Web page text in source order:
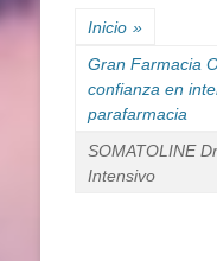
Inicio »
Gran Farmacia
confianza en
parafarmacia
SOMATOLINE
Intensivo